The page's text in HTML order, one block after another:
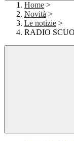
Home >
Novità >
Le notizie >
RADIO